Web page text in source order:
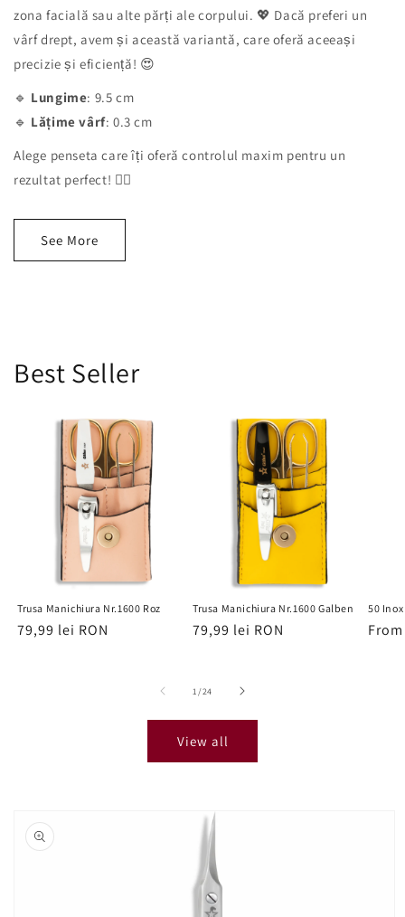
zona facială sau alte părți ale corpului. 💖 Dacă preferi un
vârf drept, avem și această variantă, care oferă aceeași
precizie și eficiență! 😍
🔹 Lungime: 9.5 cm
🔹 Lățime vârf: 0.3 cm
Alege penseta care îți oferă controlul maxim pentru un
rezultat perfect! 💁‍♀️
See More
Best Seller
Trusa Manichiura Nr.1600 Roz
Regular
79,99 lei RON
Trusa Manichiura Nr.1600 Galben
Regular
79,99 lei RON
50 Inox
1 /of
24
View all
product
information